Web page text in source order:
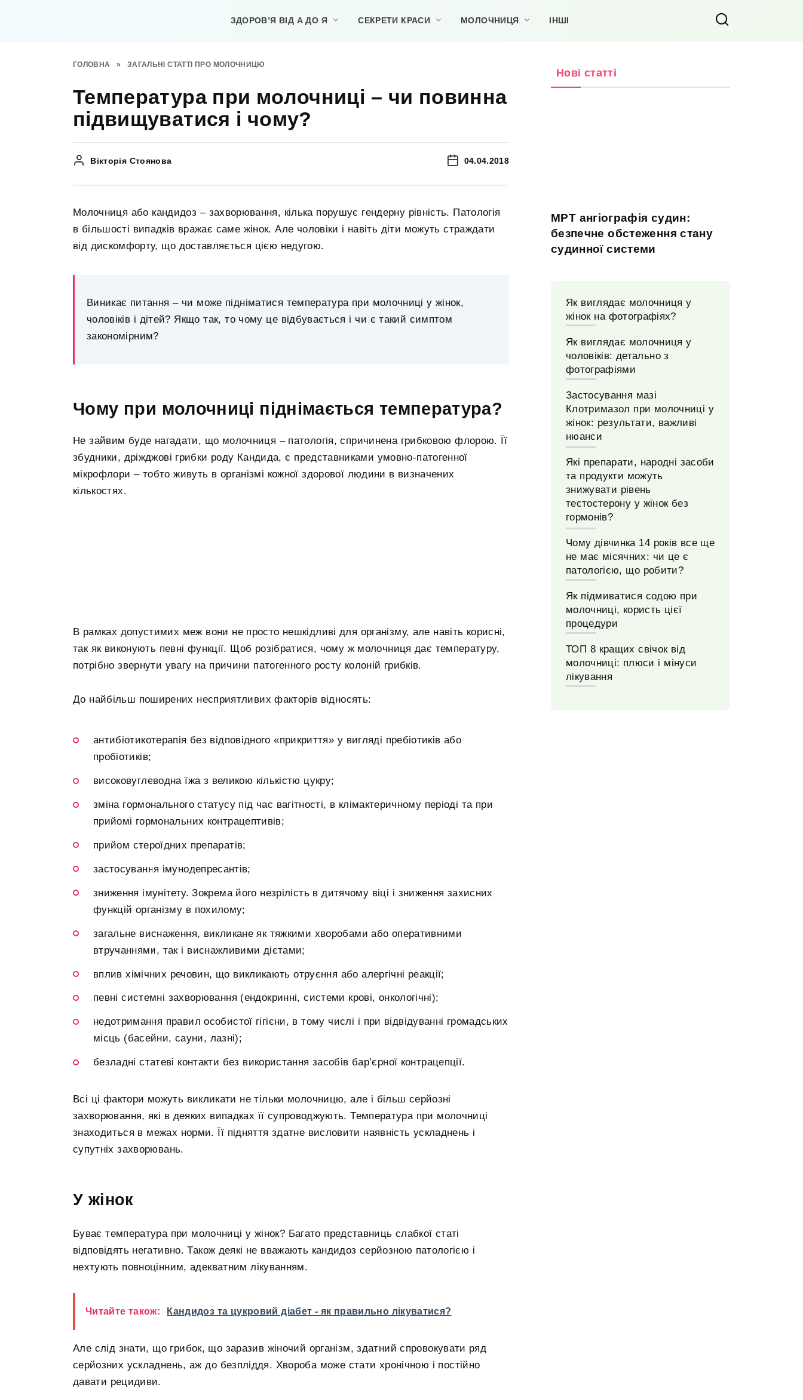
ЗДОРОВ’Я ВІД А ДО Я СЕКРЕТИ КРАСИ МОЛОЧНИЦЯ ІНШІ
ГОЛОВНА » ЗАГАЛЬНІ СТАТТІ ПРО МОЛОЧНИЦЮ
Температура при молочниці – чи повинна
підвищуватися і чому?
Вікторія Стоянова 04.04.2018
Молочниця або кандидоз – захворювання, кілька порушує гендерну рівність. Патологія
в більшості випадків вражає саме жінок. Але чоловіки і навіть діти можуть страждати
від дискомфорту, що доставляється цією недугою.
Виникає питання – чи може підніматися температура при молочниці у жінок,
чоловіків і дітей? Якщо так, то чому це відбувається і чи є такий симптом
закономірним?
Чому при молочниці піднімається температура?
Не зайвим буде нагадати, що молочниця – патологія, спричинена грибковою флорою. Її
збудники, дріжджові грибки роду Кандида, є представниками умовно-патогенної
мікрофлори – тобто живуть в організмі кожної здорової людини в визначених
кількостях.
В рамках допустимих меж вони не просто нешкідливі для організму, але навіть корисні,
так як виконують певні функції. Щоб розібратися, чому ж молочниця дає температуру,
потрібно звернути увагу на причини патогенного росту колоній грибків.
До найбільш поширених несприятливих факторів відносять:
антибіотикотерапія без відповідного «прикриття» у вигляді пребіотиків або
пробіотиків;
високовуглеводна їжа з великою кількістю цукру;
зміна гормонального статусу під час вагітності, в клімактеричному періоді та при
прийомі гормональних контрацептивів;
прийом стероїдних препаратів;
застосування імунодепресантів;
зниження імунітету. Зокрема його незрілість в дитячому віці і зниження захисних
функцій організму в похилому;
загальне виснаження, викликане як тяжкими хворобами або оперативними
втручаннями, так і виснажливими дієтами;
вплив хімічних речовин, що викликають отруєння або алергічні реакції;
певні системні захворювання (ендокринні, системи крові, онкологічні);
недотримання правил особистої гігієни, в тому числі і при відвідуванні громадських
місць (басейни, сауни, лазні);
безладні статеві контакти без використання засобів бар’єрної контрацепції.
Всі ці фактори можуть викликати не тільки молочницю, але і більш серйозні
захворювання, які в деяких випадках її супроводжують. Температура при молочниці
знаходиться в межах норми. Її підняття здатне висловити наявність ускладнень і
супутніх захворювань.
У жінок
Буває температура при молочниці у жінок? Багато представниць слабкої статі
відповідять негативно. Також деякі не вважають кандидоз серйозною патологією і
нехтують повноцінним, адекватним лікуванням.
Читайте також: Кандидоз та цукровий діабет - як правильно лікуватися?
Але слід знати, що грибок, що заразив жіночий організм, здатний спровокувати ряд
серйозних ускладнень, аж до безпліддя. Хвороба може стати хронічною і постійно
давати рецидиви.
Нові статті
МРТ ангіографія судин:
безпечне обстеження стану
судинної системи
Як виглядає молочниця у
жінок на фотографіях?
Як виглядає молочниця у
чоловіків: детально з
фотографіями
Застосування мазі
Клотримазол при молочниці у
жінок: результати, важливі
нюанси
Які препарати, народні засоби
та продукти можуть
знижувати рівень
тестостерону у жінок без
гормонів?
Чому дівчинка 14 років все ще
не має місячних: чи це є
патологією, що робити?
Як підмиватися содою при
молочниці, користь цієї
процедури
ТОП 8 кращих свічок від
молочниці: плюси і мінуси
лікування